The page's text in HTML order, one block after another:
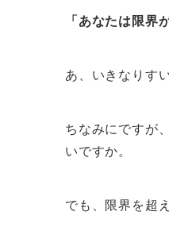
「あなたは限界
あ、いきなりす
ちなみにですが
いですか。
でも、限界を超